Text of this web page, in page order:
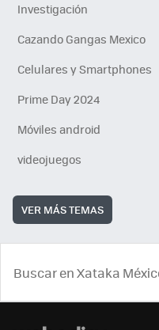
Investigación
Cazando Gangas Mexico
Celulares y Smartphones
Prime Day 2024
Móviles android
videojuegos
VER MÁS TEMAS